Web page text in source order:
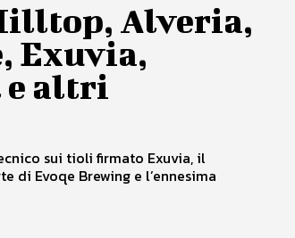
Alveria,
Exuvia,
e altri
sui tioli firmato Exuvia, il
di Evoqe Brewing e l’ennesima